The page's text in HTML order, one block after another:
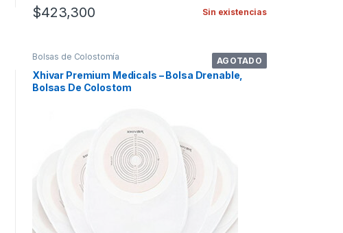
$423,300 Sin existencias
AGOTADO
Bolsas de Colostomía
Xhivar Premium Medicals – Bolsa Drenable,
Bolsas De Colostom